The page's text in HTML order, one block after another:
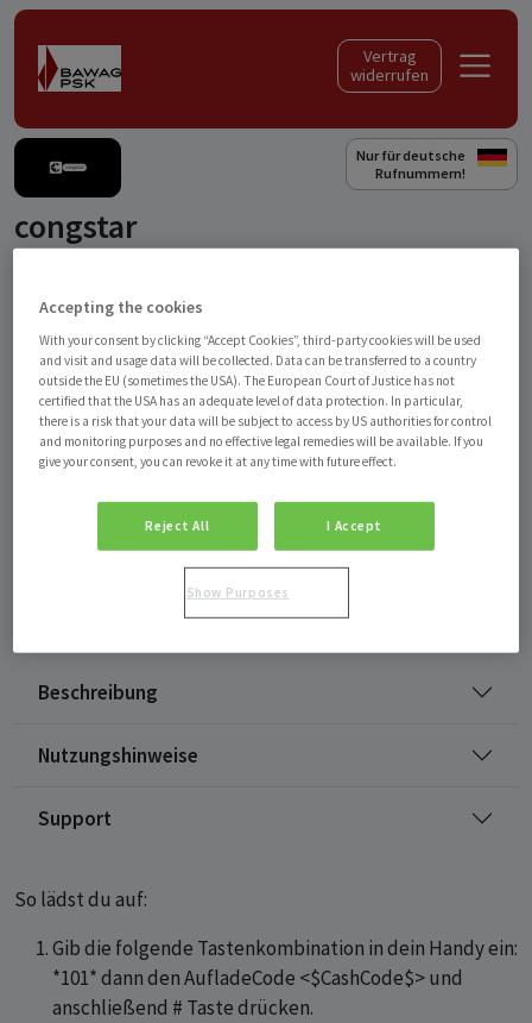
Vertrag
widerrufen
Nur für deutsche
Rufnummern!
congstar
Produkt auswählen
EUR 15,00
congstar Ladebon
EUR 30,00
congstar Ladebon
EUR 50,00
congstar Ladebon
Verschenken
Beschreibung
Nutzungshinweise
Support
So lädst du auf:
Gib die folgende Tastenkombination in dein Handy ein:
*101* dann den AufladeCode <$CashCode$> und
anschließend # Taste drücken.
Accepting the cookies
With your consent by clicking “Accept Cookies”, third-party cookies will be used
and visit and usage data will be collected. Data can be transferred to a country
outside the EU (sometimes the USA). The European Court of Justice has not
certified that the USA has an adequate level of data protection. In particular,
there is a risk that your data will be subject to access by US authorities for control
and monitoring purposes and no effective legal remedies will be available. If you
give your consent, you can revoke it at any time with future effect.
Reject All I Accept
Show Purposes